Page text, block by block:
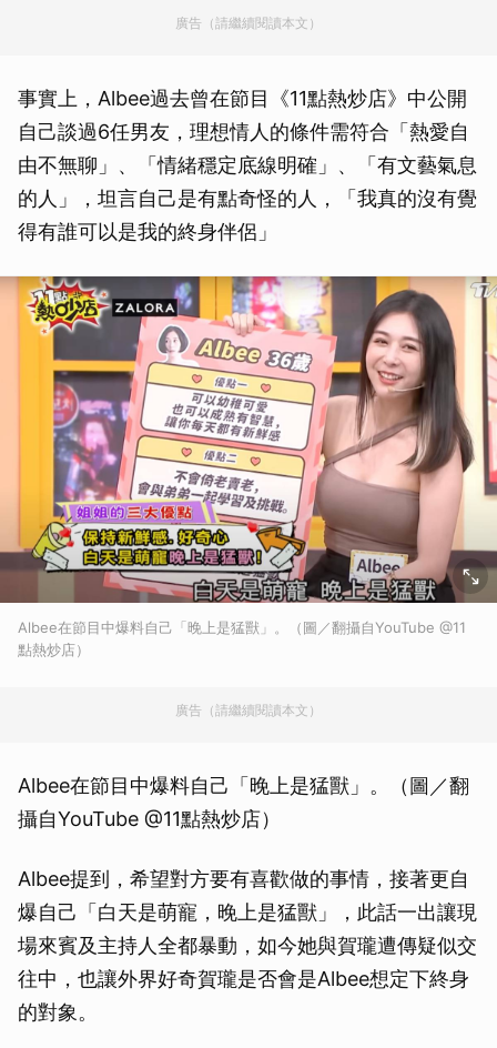
廣告（請繼續閱讀本文）
事實上，Albee過去曾在節目《11點熱炒店》中公開
自己談過6任男友，理想情人的條件需符合「熱愛自
由不無聊」、「情緒穩定底線明確」、「有文藝氣息
的人」，坦言自己是有點奇怪的人，「我真的沒有覺
得有誰可以是我的終身伴侶」
Albee在節目中爆料自己「晚上是猛獸」。（圖／翻攝自YouTube @11
點熱炒店）
廣告（請繼續閱讀本文）
Albee在節目中爆料自己「晚上是猛獸」。（圖／翻
攝自YouTube @11點熱炒店）
Albee提到，希望對方要有喜歡做的事情，接著更自
爆自己「白天是萌寵，晚上是猛獸」，此話一出讓現
場來賓及主持人全都暴動，如今她與賀瓏遭傳疑似交
往中，也讓外界好奇賀瓏是否會是Albee想定下終身
的對象。